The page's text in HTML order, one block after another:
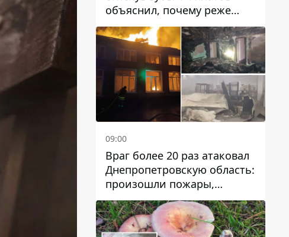
объяснил, почему реже
пишет в соцсетях и
раскритиковал медийность
чиновников
09:00
Враг более 20 раз атаковал
Днепропетровскую область:
произошли пожары,
повреждены дома,
инфраструктура и авто